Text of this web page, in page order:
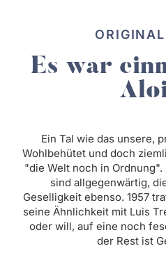
Es war
Ein Tal wie das unsere,
Wohlbehütet und doch
"die Welt noch in
sind allgegenwärtig,
Geselligkeit ebenso. 1957
seine Ähnlichkeit mit Luis
oder will, auf eine noch
der Rest ist